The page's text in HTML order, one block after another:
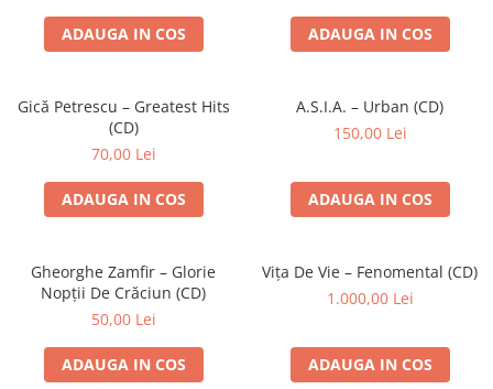
ADAUGA IN COS ADAUGA IN COS
Gică Petrescu – Greatest Hits
(CD)
70,00 Lei
ADAUGA IN COS
A.S.I.A. – Urban (CD)
150,00 Lei
ADAUGA IN COS
Gheorghe Zamfir – Glorie
Nopții De Crăciun (CD)
50,00 Lei
ADAUGA IN COS
Vița De Vie – Fenomental (CD)
1.000,00 Lei
ADAUGA IN COS